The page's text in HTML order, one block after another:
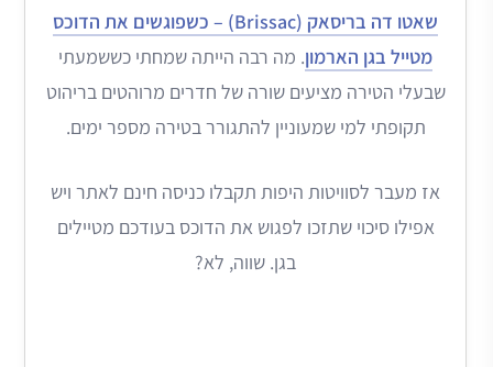
שאטו דה בריסאק (Brissac) – כשפוגשים את הדוכס
מטייל בגן הארמון. מה רבה הייתה שמחתי כששמעתי
שבעלי הטירה מציעים שורה של חדרים מרוהטים בריהוט
תקופתי למי שמעוניין להתגורר בטירה מספר ימים.
אז מעבר לסוויטות היפות תקבלו כניסה חינם לאתר ויש
אפילו סיכוי שתזכו לפגוש את הדוכס בעודכם מטיילים
בגן. שווה, לא?